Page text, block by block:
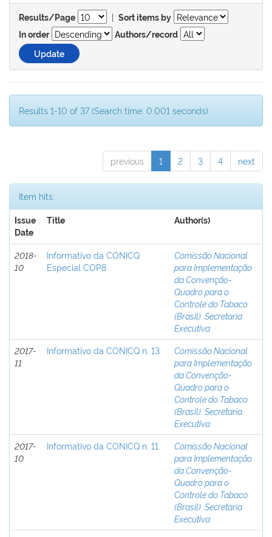
Results/Page | Sort items by
In order
Authors/record
Results 1-10 of 37 (Search time: 0.001 seconds).
previous 1 2 3 4 next
Item hits:
Issue
Date
Title Author(s)
2018-
10
Informativo da CONICQ
Especial COP8
Comissão Nacional
para Implementação
da Convenção-
Quadro para o
Controle do Tabaco
(Brasil). Secretaria
Executiva
2017-
11
Informativo da CONICQ n. 13
Comissão Nacional
para Implementação
da Convenção-
Quadro para o
Controle do Tabaco
(Brasil). Secretaria
Executiva
2017-
10
Informativo da CONICQ n. 11
Comissão Nacional
para Implementação
da Convenção-
Quadro para o
Controle do Tabaco
(Brasil). Secretaria
Executiva